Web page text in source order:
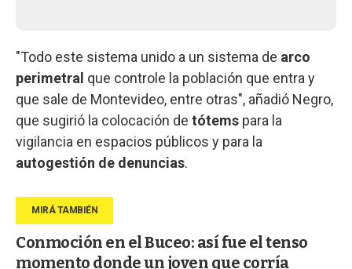
"Todo este sistema unido a un sistema de arco
perimetral que controle la población que entra y
que sale de Montevideo, entre otras", añadió Negro,
que sugirió la colocación de tótems para la
vigilancia en espacios públicos y para la
autogestión de denuncias.
Conmoción en el Buceo: así fue el tenso
momento donde un joven que corría